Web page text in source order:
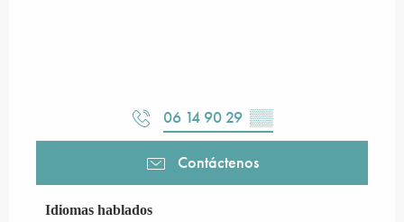
06 14 90 29 ▒▒
Contáctenos
Idiomas hablados
Idiomas hablados